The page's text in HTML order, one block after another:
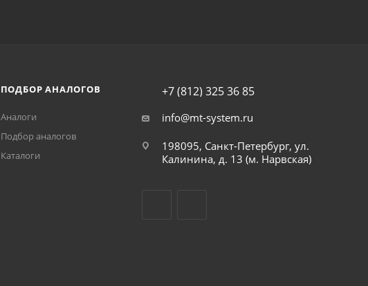
ПОДБОР АНАЛОГОВ
Аналоги
Подбор аналогов
Каталоги
+7 (812) 325 36 85
info@mt-system.ru
198095, Санкт-Петербург, ул.
Калинина, д. 13 (м. Нарвская)